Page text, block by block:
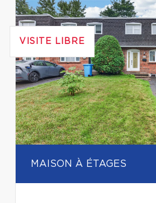
VISITE LIBRE
MAISON À ÉTAGES